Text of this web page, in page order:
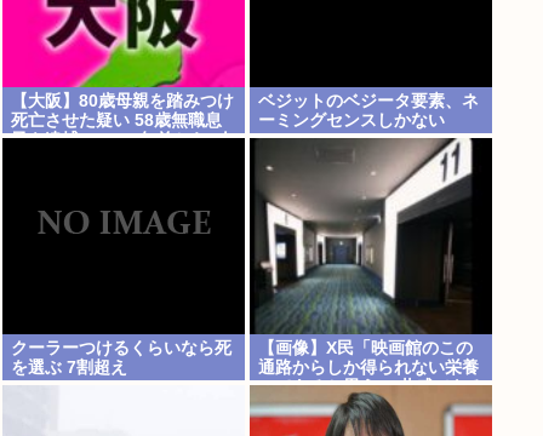
【大阪】80歳母親を踏みつけ
死亡させた疑い 58歳無職息
子を逮捕 13～14年前から2人
ベジットのベジータ要素、ネ
ーミングセンスしかない
クーラーつけるくらいなら死
を選ぶ 7割超え
【画像】X民「映画館のこの
通路からしか得られない栄養
ってあると思う」 共感できる
と話題にwww